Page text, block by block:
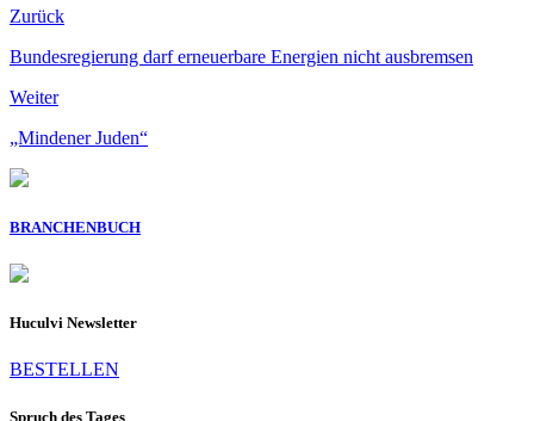
Zurück
Bundesregierung darf erneuerbare Energien nicht ausbremsen
Weiter
„Mindener Juden“
BRANCHENBUCH
Huculvi Newsletter
BESTELLEN
Spruch des Tages